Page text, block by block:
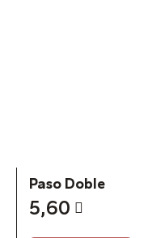
Paso Doble
5,60